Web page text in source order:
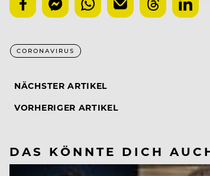
CORONAVIRUS
NÄCHSTER ARTIKEL
VORHERIGER ARTIKEL
DAS KÖNNTE DICH